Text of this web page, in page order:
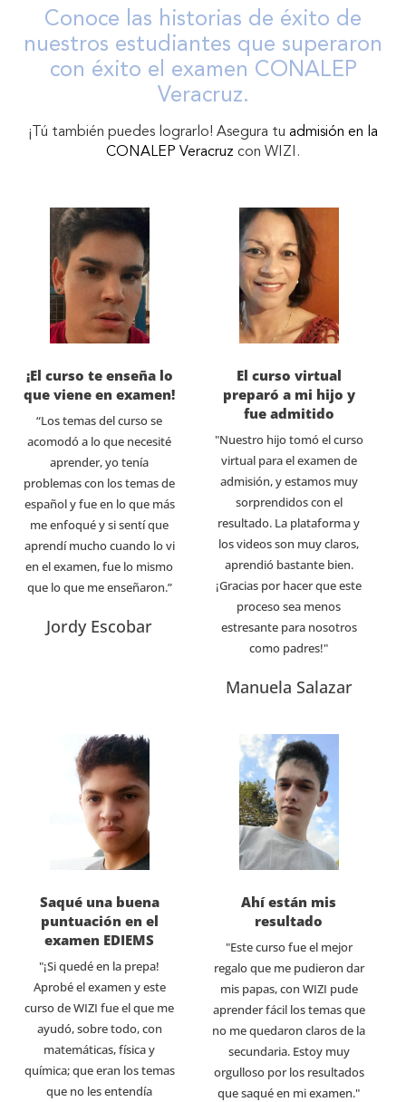
Conoce las historias de éxito de
nuestros estudiantes que superaron
con éxito el examen CONALEP
Veracruz.
¡Tú también puedes lograrlo! Asegura tu admisión en la
CONALEP Veracruz con WIZI.
¡El curso te enseña lo
que viene en examen!
“Los temas del curso se
acomodó a lo que necesité
aprender, yo tenía
problemas con los temas de
español y fue en lo que más
me enfoqué y si sentí que
aprendí mucho cuando lo vi
en el examen, fue lo mismo
que lo que me enseñaron.”
Jordy Escobar
El curso virtual
preparó a mi hijo y
fue admitido
"Nuestro hijo tomó el curso
virtual para el examen de
admisión, y estamos muy
sorprendidos con el
resultado. La plataforma y
los videos son muy claros,
aprendió bastante bien.
¡Gracias por hacer que este
proceso sea menos
estresante para nosotros
como padres!"
Manuela Salazar
Saqué una buena
puntuación en el
examen EDIEMS
"¡Si quedé en la prepa!
Aprobé el examen y este
curso de WIZI fue el que me
ayudó, sobre todo, con
matemáticas, física y
química; que eran los temas
que no les entendía
Ahí están mis
resultado
"Este curso fue el mejor
regalo que me pudieron dar
mis papas, con WIZI pude
aprender fácil los temas que
no me quedaron claros de la
secundaria. Estoy muy
orgulloso por los resultados
que saqué en mi examen."